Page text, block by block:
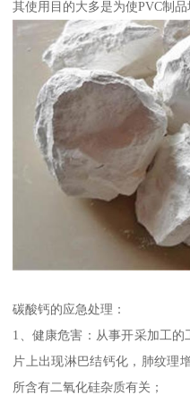
其使用目的大多是为使PVC制
碳酸钙的应急处理：
1、健康危害：从事开采加工
片上出现淋巴结钙化，肺纹理
所含有二氧化硅杂质有关；